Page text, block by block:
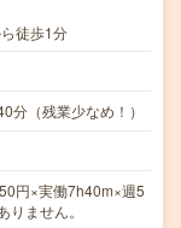
徒歩1分
分（残業少なめ！）
円×実働7h40m×週5
ません。